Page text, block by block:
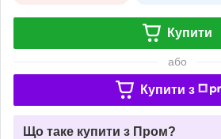
Купити
або
Купити з
Що таке купити з Пром?